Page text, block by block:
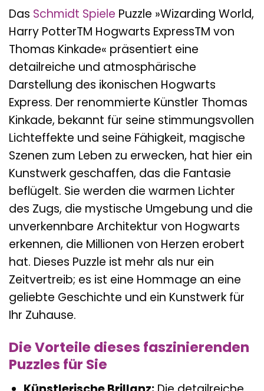
Das Schmidt Spiele Puzzle »Wizarding World,
Harry PotterTM Hogwarts ExpressTM von
Thomas Kinkade« präsentiert eine
detailreiche und atmosphärische
Darstellung des ikonischen Hogwarts
Express. Der renommierte Künstler Thomas
Kinkade, bekannt für seine stimmungsvollen
Lichteffekte und seine Fähigkeit, magische
Szenen zum Leben zu erwecken, hat hier ein
Kunstwerk geschaffen, das die Fantasie
beflügelt. Sie werden die warmen Lichter
des Zugs, die mystische Umgebung und die
unverkennbare Architektur von Hogwarts
erkennen, die Millionen von Herzen erobert
hat. Dieses Puzzle ist mehr als nur ein
Zeitvertreib; es ist eine Hommage an eine
geliebte Geschichte und ein Kunstwerk für
Ihr Zuhause.
Die Vorteile dieses faszinierenden
Puzzles für Sie